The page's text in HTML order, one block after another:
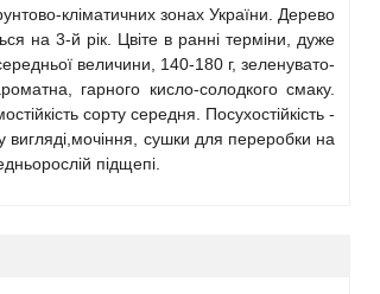
кліматичних зонах України. Дерево
на 3-й рік. Цвіте в ранні терміни, дуже
величини, 140-180 г, зеленувато-
гарного кисло-солодкого смаку.
сорту середня. Посухостійкість -
вигляді,мочіння, сушки для переробки на
підщепі.